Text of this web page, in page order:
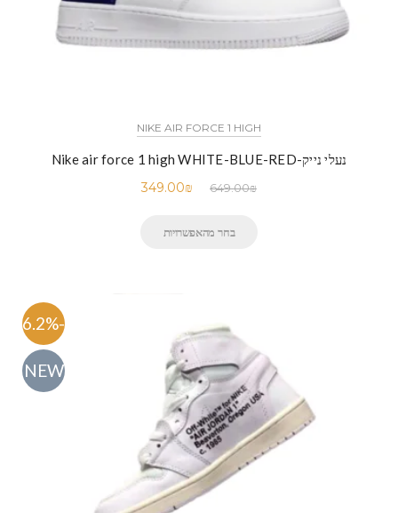
NIKE AIR FORCE 1 HIGH
נעלי נייק-Nike air force 1 high WHITE-BLUE-RED
649.00₪
349.00₪
בחר מהאפשרויות
-46.2%
NEW